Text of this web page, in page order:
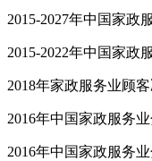
2015-2027年中国家政
2015-2022年中国家政
2018年家政服务业顾
2016年中国家政服务
2016年中国家政服务